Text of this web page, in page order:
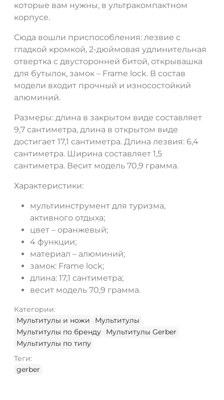
которые вам нужны, в ультракомпактном
корпусе.
Сюда вошли приспособления: лезвие с
гладкой кромкой, 2-дюймовая удлинительная
отвертка с двусторонней битой, открывашка
для бутылок, замок – Frame lock. В состав
модели входит прочный и износостойкий
алюминий.
Размеры: длина в закрытом виде составляет
9,7 сантиметра, длина в открытом виде
достигает 17,1 сантиметра. Длина лезвия: 6,4
сантиметра. Ширина составляет 1,5
сантиметра. Весит модель 70,9 грамма.
Характеристики:
мультиинструмент для туризма,
активного отдыха;
цвет – оранжевый;
4 функции;
материал – алюминий;
замок: Frame lock;
длина: 17,1 сантиметра;
весит модель 70,9 грамма.
Категории:
Мультитулы и ножи
Мультитулы
Мультитулы по бренду
Мультитулы Gerber
Мультитулы по типу
Теги:
gerber